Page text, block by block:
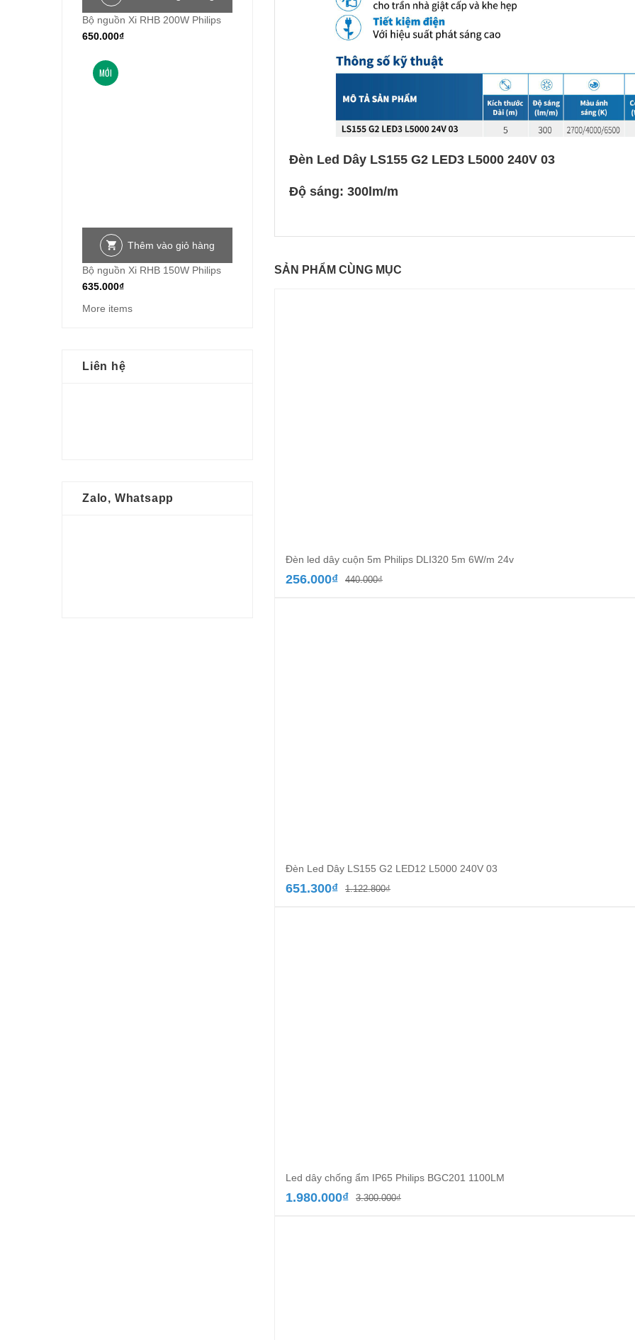
Đèn Led Dây LS155 G2 LED3 L5000 240V 03
Độ sáng: 300lm/m
SẢN PHẨM CÙNG MỤC
Đèn led dây cuộn 5m Philips DLI320 5m 6W/m 24v
440.000₫Giá
256.000₫
Giá
Đèn Led Dây LS155 G2 LED12 L5000 240V 03
1.122.800₫Giá
651.300₫
Giá
Led dây chống ẩm IP65 Philips BGC201 1100LM
3.300.000₫Giá
1.980.000₫
Giá
Bộ nguồn Xi RHB 200W Philips
650.000₫
MỚI
Thêm vào giỏ hàng
Bộ nguồn Xi RHB 150W Philips
635.000₫
More items
Liên hệ
Zalo, Whatsapp